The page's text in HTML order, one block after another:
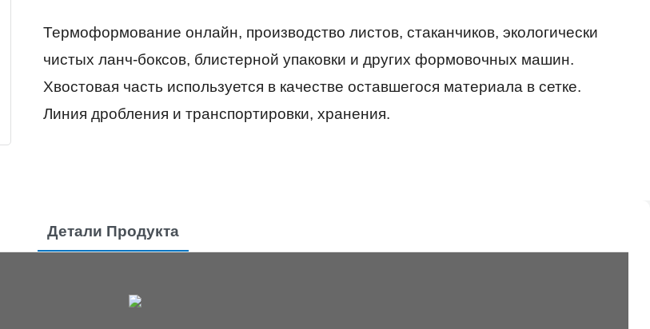
Термоформование онлайн, производство листов, стаканчиков, экологически
чистых ланч-боксов, блистерной упаковки и других формовочных машин.
Хвостовая часть используется в качестве оставшегося материала в сетке.
Линия дробления и транспортировки, хранения.
Детали Продукта